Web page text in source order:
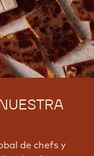
de chefs y